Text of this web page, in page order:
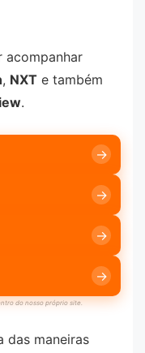
acompanhar
, NXT e também
.
do nosso próprio site.
das maneiras